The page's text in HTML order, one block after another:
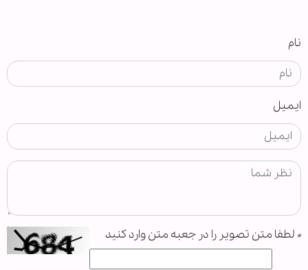
نام
ایمیل
* لطفا متن تصویر را در جعبه متن وارد کنید